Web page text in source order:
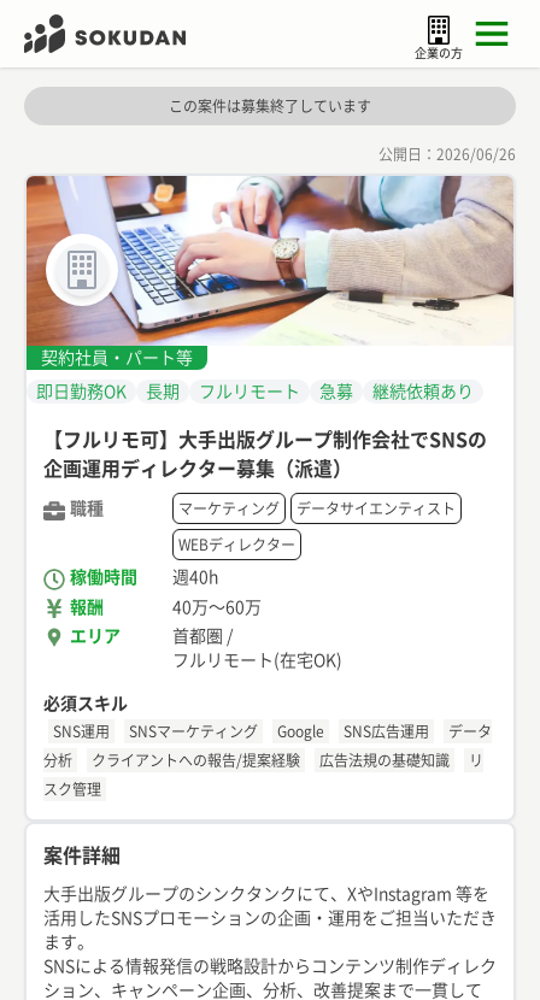
企業の方
この案件は募集終了しています
公開日： 2026/06/26
契約社員・パート等
即日勤務OK
長期 フルリモート 急募 継続依頼あり
【フルリモ可】大手出版グループ制作会社でSNSの
企画運用ディレクター募集（派遣）
職種 マーケティング データサイエンティスト
WEBディレクター
稼働時間
週40h
報酬
40万〜60万
エリア
首都圏 /
フルリモート(在宅OK)
必須スキル
SNS運用 SNSマーケティング Google SNS広告運用
データ
分析
クライアントへの報告/提案経験 広告法規の基礎知識
リ
スク管理
案件詳細
大手出版グループのシンクタンクにて、XやInstagram 等を
活用したSNSプロモーションの企画・運用をご担当いただき
ます。
SNSによる情報発信の戦略設計からコンテンツ制作ディレク
ション、キャンペーン企画、分析、改善提案まで一貫して